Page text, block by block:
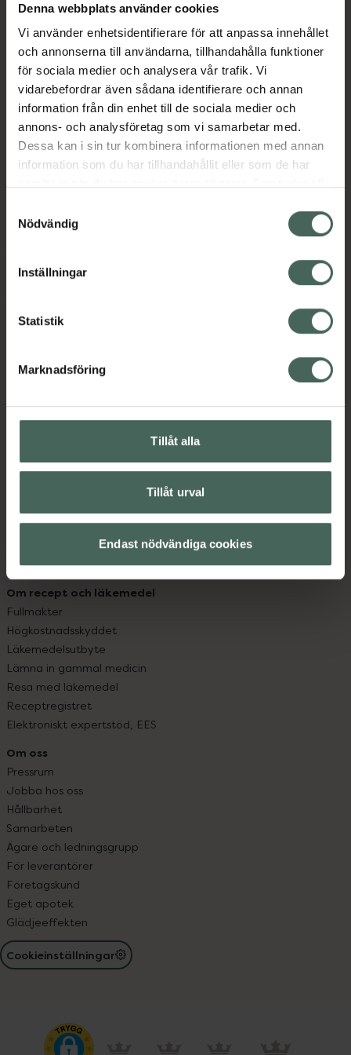
Denna webbplats använder cookies
Vi använder enhetsidentifierare för att anpassa innehållet
och annonserna till användarna, tillhandahålla funktioner
för sociala medier och analysera vår trafik. Vi
vidarebefordrar även sådana identifierare och annan
information från din enhet till de sociala medier och
annons- och analysföretag som vi samarbetar med.
Dessa kan i sin tur kombinera informationen med annan
information som du har tillhandahållit eller som de har
återkalla ditt samtycke via webbplatsens
cookieinställningar. Ett återkallat samtycke påverkar inte
lagligheten av behandling som skett innan återkallelsen.
Nödvändig
Inställningar
Statistik
Marknadsföring
Tillåt alla
Tillåt urval
Endast nödvändiga cookies
Aktuella erbjudanden
Beskrivning
EAN:03838989767761
Bipacksedel från FASS Visa
Kronans Apotek finns här för dig. Du hittar oss från Skåne i
datorn. Oavsett vem du är så är det vårt uppdrag att
hjälpa just dig att må lite bättre. Välkommen att prata
Handla tryggt
Leverans, betalning och retur
Sajtens tillgänglighet
Köpvillkor
Om recept och läkemedel
Fullmakter
Högkostnadsskyddet
Läkemedelsutbyte
Lämna in gammal medicin
Resa med läkemedel
Receptregistret
Elektroniskt expertstöd, EES
Om oss
Pressrum
Jobba hos oss
Hållbarhet
Samarbeten
Ägare och ledningsgrupp
För leverantörer
Företagskund
Eget apotek
Glädjeeffekten
Cookieinställningar